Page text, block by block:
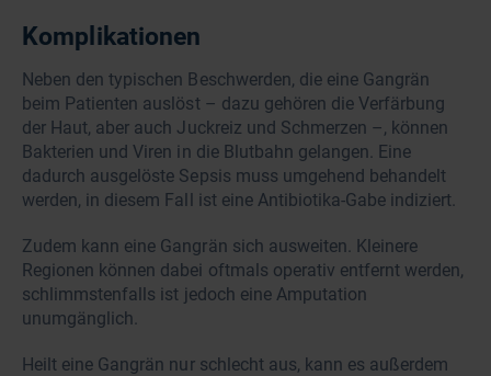
Komplikationen
Neben den typischen Beschwerden, die eine Gangrän
beim Patienten auslöst – dazu gehören die Verfärbung
der Haut, aber auch Juckreiz und Schmerzen –, können
Bakterien und Viren in die Blutbahn gelangen. Eine
dadurch ausgelöste Sepsis muss umgehend behandelt
werden, in diesem Fall ist eine Antibiotika-Gabe indiziert.
Zudem kann eine Gangrän sich ausweiten. Kleinere
Regionen können dabei oftmals operativ entfernt werden,
schlimmstenfalls ist jedoch eine Amputation
unumgänglich.
Heilt eine Gangrän nur schlecht aus, kann es außerdem